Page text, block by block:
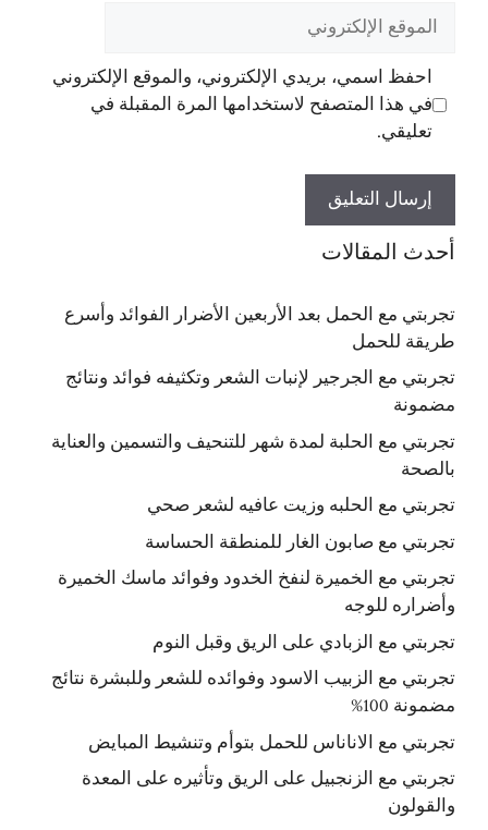
الموقع
الإلكتروني
احفظ اسمي، بريدي الإلكتروني، والموقع الإلكتروني
في هذا المتصفح لاستخدامها المرة المقبلة في
تعليقي.
أحدث المقالات
تجربتي مع الحمل بعد الأربعين الأضرار الفوائد وأسرع
طريقة للحمل
تجربتي مع الجرجير لإنبات الشعر وتكثيفه فوائد ونتائج
مضمونة
تجربتي مع الحلبة لمدة شهر للتنحيف والتسمين والعناية
بالصحة
تجربتي مع الحلبه وزيت عافيه لشعر صحي
تجربتي مع صابون الغار للمنطقة الحساسة
تجربتي مع الخميرة لنفخ الخدود وفوائد ماسك الخميرة
وأضراره للوجه
تجربتي مع الزبادي على الريق وقبل النوم
تجربتي مع الزبيب الاسود وفوائده للشعر وللبشرة نتائج
مضمونة 100%
تجربتي مع الاناناس للحمل بتوأم وتنشيط المبايض
تجربتي مع الزنجبيل على الريق وتأثيره على المعدة
والقولون